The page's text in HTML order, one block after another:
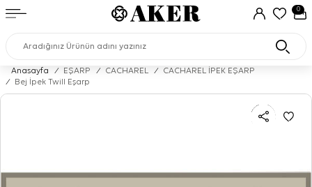
0
Anasayfa / EŞARP / CACHAREL /
CACHAREL İPEK EŞARP
/
Bej İpek Twill Eşarp